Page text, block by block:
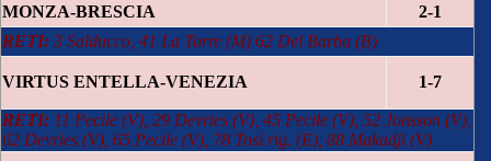
MONZA-BRESCIA
2-1
RETI: 3 Salducco, 41 La Torre (M) 62 Del Barba (B)
VIRTUS ENTELLA-VENEZIA 1-7
RETI: 11 Pecile (V), 29 Devries (V), 45 Pecile (V), 52 Jonsson (V),
62 Devries (V), 65 Pecile (V), 78 Tosi rig. (E), 88 Makadji (V)